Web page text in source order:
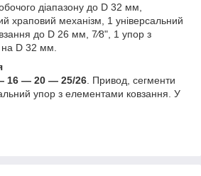
діапазону до D 32 мм,
храповий механізм, 1 універсальний
до D 26 мм, 7⁄8", 1 упор з
D 32 мм.
16 — 20 — 25/26 . Привод, сегменти
упор з елементами ковзання. У